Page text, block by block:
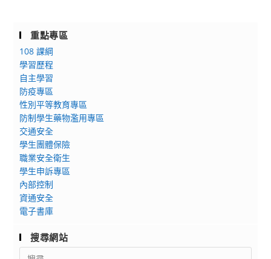
重點專區
108 課綱
學習歷程
自主學習
防疫專區
性別平等教育專區
防制學生藥物濫用專區
交通安全
學生團體保險
職業安全衛生
學生申訴專區
內部控制
資通安全
電子書庫
搜尋網站
Search